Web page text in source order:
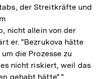
der Streitkräfte und
nicht allein von der
er. "Bezrukova hätte
die Prozesse zu
nicht riskiert, weil das
gehabt hätte"."